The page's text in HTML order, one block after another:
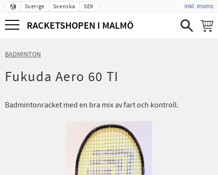
Meny
Sverige Svenska SEK inkl. moms
RACKETSHOPEN I MALMÖ
BADMINTON
Fukuda Aero 60 TI
Badmintonracket med en bra mix av fart och kontroll.